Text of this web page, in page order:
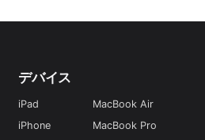
デバイス
iPad
iPhone
MacBook Air
MacBook Pro